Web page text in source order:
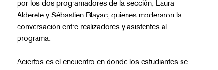
por los dos programadores de la sección, Laura
Alderete y Sébastien Blayac, quienes moderaron la
conversación entre realizadores y asistentes al
programa.
Aciertos es el encuentro en donde los estudiantes se